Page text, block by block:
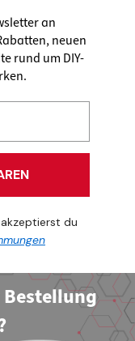
an
neuen
rund um DIY-
du